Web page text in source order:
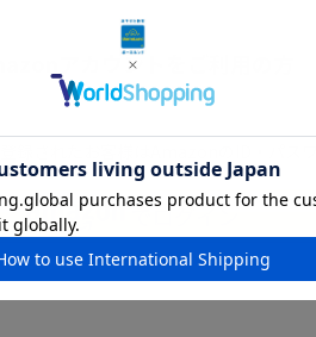
アカウントをご利用の方
録されたお客様はAmazonのID・パスワ